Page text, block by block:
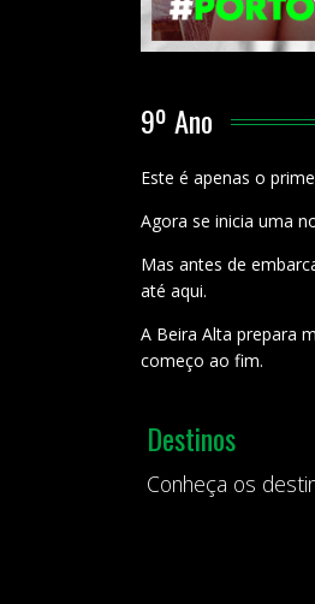
9º Ano
Este é apenas o
Agora se inicia uma
Mas antes de
até aqui.
A Beira Alta prepara
começo ao fim.
Destinos
Conheça os